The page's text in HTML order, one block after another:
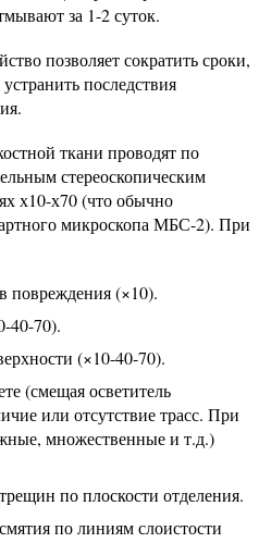
за 1-2 суток.
позволяет сократить сроки,
последствия
ткани проводят по
стереоскопическим
х10-х70 (что обычно
микроскопа МБС-2). При
повреждения (×10).
40-70).
(×10-40-70).
(смещая осветитель
или отсутствие трасс. При
множественные и т.д.)
по плоскости отделения.
по линиям слоистости